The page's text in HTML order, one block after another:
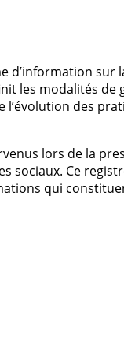
d’information sur
les modalités de
des
lors de la
sociaux. Ce
qui